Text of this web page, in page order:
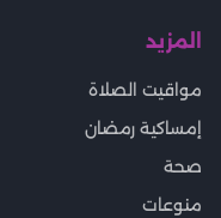
المزيد
مواقيت الصلاة
إمساكية رمضان
صحة
منوعات